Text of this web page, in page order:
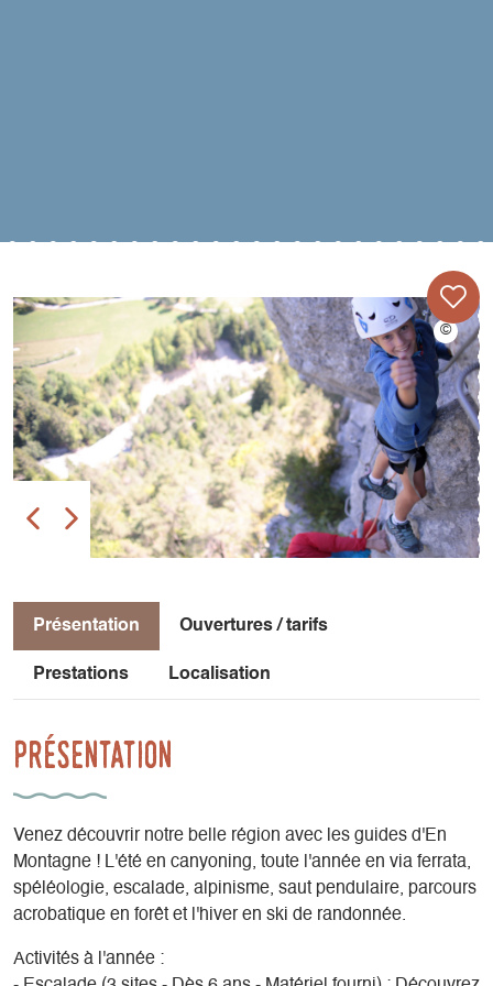
Présentation Ouvertures / tarifs
Prestations Localisation
Présentation
Venez découvrir notre belle région avec les guides d'En
Montagne ! L'été en canyoning, toute l'année en via ferrata,
spéléologie, escalade, alpinisme, saut pendulaire, parcours
acrobatique en forêt et l'hiver en ski de randonnée.
Activités à l'année :